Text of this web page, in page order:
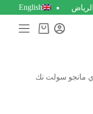
English
مانجو سولت نك